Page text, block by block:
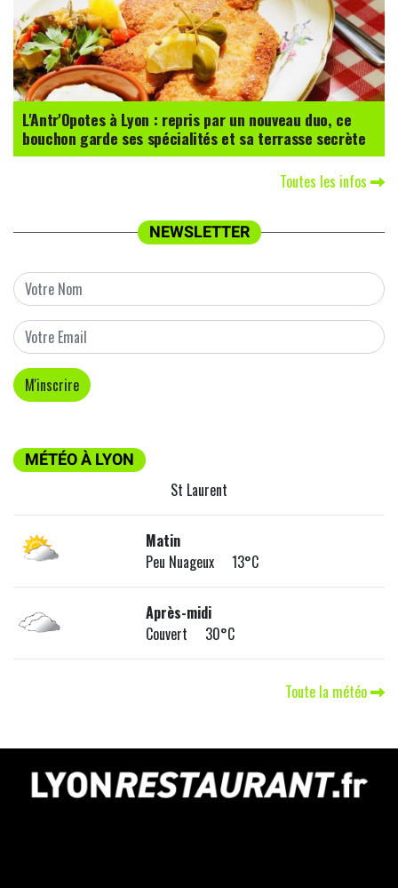
L'Antr'Opotes à Lyon : repris par un nouveau duo, ce
bouchon garde ses spécialités et sa terrasse secrète
Toutes les infos
NEWSLETTER
MÉTÉO À LYON
St Laurent
Matin
Peu Nuageux 13°C
Après-midi
Couvert 30°C
Toute la météo